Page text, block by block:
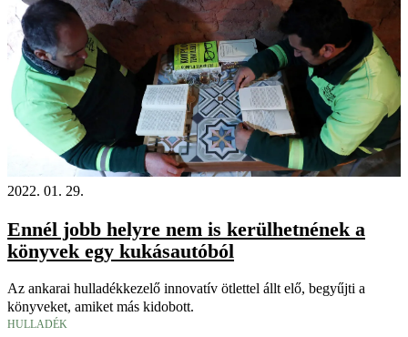
2022. 01. 29.
Ennél jobb helyre nem is kerülhetnének a
könyvek egy kukásautóból
Az ankarai hulladékkezelő innovatív ötlettel állt elő, begyűjti a
könyveket, amiket más kidobott.
HULLADÉK